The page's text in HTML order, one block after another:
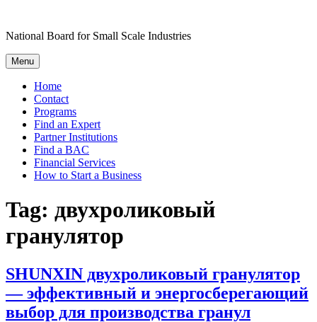
content
National Board for Small Scale Industries
Menu
Home
Contact
Programs
Find an Expert
Partner Institutions
Find a BAC
Financial Services
How to Start a Business
Tag: двухроликовый
гранулятор
SHUNXIN двухроликовый гранулятор
— эффективный и энергосберегающий
выбор для производства гранул